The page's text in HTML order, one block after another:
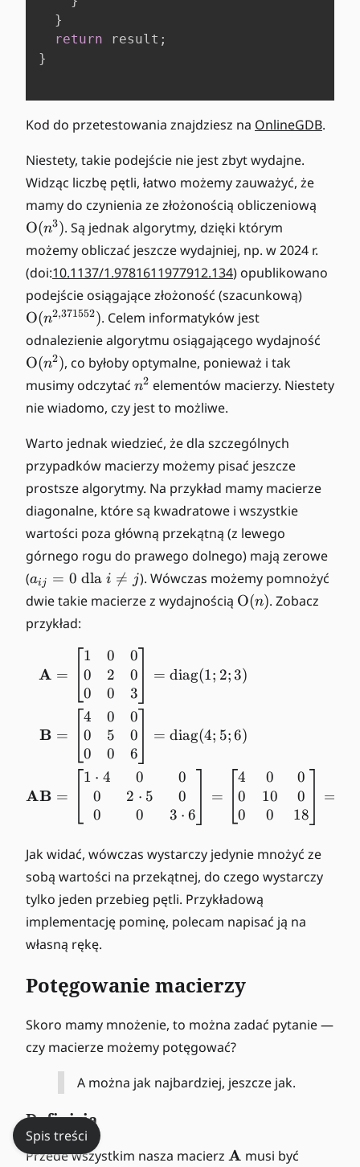
Spis treści
}
return result ;
}
Kod do przetestowania znajdziesz na OnlineGDB.
Niestety, takie podejście nie jest zbyt wydajne.
Widząc liczbę pętli, łatwo możemy zauważyć, że
mamy do czynienia ze złożonością obliczeniową
ic
r
(
n
3
O(n3). Są jednak algorytmy, dzięki którym
możemy obliczać jeszcze wydajniej, np. w 2024 r.
(doi:10.1137/1.9781611977912.134) opublikowano
podejście osiągające złożoność (szacunkową)
ic
o
2,
1
5
2
O(n2,371552). Celem informatyków jest
odnalezienie algorytmu osiągającego wydajność
ic
n
O(n2), co byłoby optymalne, ponieważ i tak
musimy odczytać n
^
2
n2 elementów macierzy. Niestety
nie wiadomo, czy jest to możliwe.
Warto jednak wiedzieć, że dla szczególnych
przypadków macierzy możemy pisać jeszcze
prostsze algorytmy. Na przykład mamy macierze
diagonalne, które są kwadratowe i wszystkie
wartości poza główną przekątną (z lewego
górnego rogu do prawego dolnego) mają zerowe
(a
_
j
d
i
\
n
e
q
j
aij = 0 dla i 
= j). Wówczas możemy pomnożyć
dwie takie macierze z wydajnością \
r
(
n
)
O(n). Zobacz
przykład:
A
B
AB
=
1
0
0
0
2
0
0
0
3
= diag(1; 2;3)
=
4
0
0
0
5
0
0
0
6
= diag(4; 5;6)
=
1 ⋅ 4
0
0
0
2 ⋅ 5
0
0
0
3 ⋅ 6
=
4
0
0
0
10
0
0
0
18
=
Jak widać, wówczas wystarczy jedynie mnożyć ze
sobą wartości na przekątnej, do czego wystarczy
tylko jeden przebieg pętli. Przykładową
implementację pominę, polecam napisać ją na
własną rękę.
Potęgowanie macierzy
Skoro mamy mnożenie, to można zadać pytanie —
czy macierze możemy potęgować?
A można jak najbardziej, jeszcze jak.
Definicja
Przede wszystkim nasza macierz \
A musi być